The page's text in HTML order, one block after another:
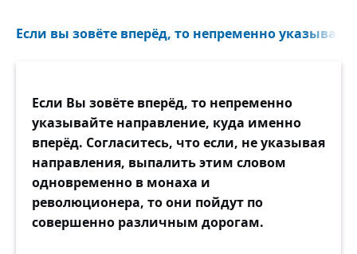
Если вы зовёте вперёд, то непременно
Если Вы зовёте вперёд, то непременно
указывайте направление, куда именно
вперёд. Согласитесь, что если, не указывая
направления, выпалить этим словом
одновременно в монаха и
революционера, то они пойдут по
совершенно различным дорогам.